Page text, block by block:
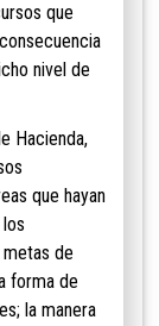
que
nivel de
Hacienda,
que hayan
de
forma de
la manera